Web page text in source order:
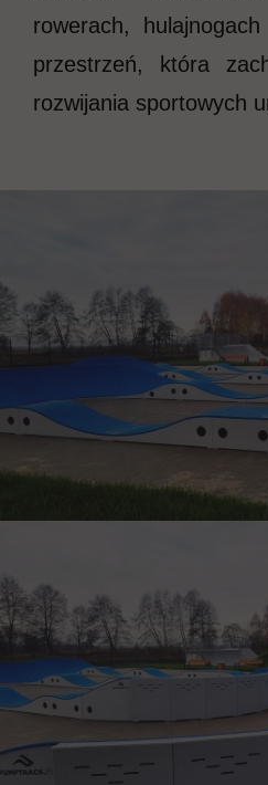
rowerach,
przestrzeń, która
rozwijania sportowych